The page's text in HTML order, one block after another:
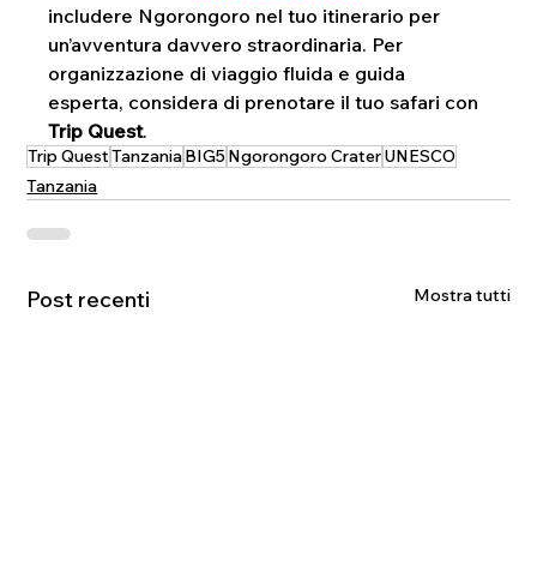
includere Ngorongoro nel tuo itinerario per
un’avventura davvero straordinaria. Per
organizzazione di viaggio fluida e guida
esperta, considera di prenotare il tuo safari con
Trip Quest.
Trip QuestTanzaniaBIG5Ngorongoro CraterUNESCO
Tanzania
Post recenti Mostra tutti